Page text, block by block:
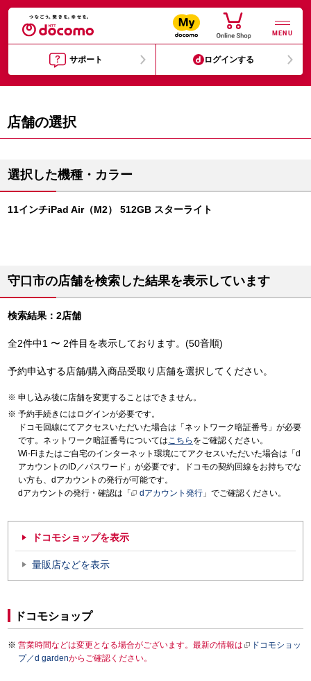
MENU
サポート ログインする
店舗の選択
選択した機種・カラー
11インチiPad Air（M2） 512GB スターライト
守口市の店舗を検索した結果を表示しています
検索結果：2店舗
全2件中1 〜 2件目を表示しております。(50音順)
予約申込する店舗/購入商品受取り店舗を選択してください。
申し込み後に店舗を変更することはできません。
予約手続きにはログインが必要です。
ドコモ回線にてアクセスいただいた場合は「ネットワーク暗証番号」が必要
です。ネットワーク暗証番号についてはこちら をご確認ください。
Wi-Fiまたはご自宅のインターネット環境にてアクセスいただいた場合は「d
アカウントのID／パスワード」が必要です。ドコモの契約回線をお持ちでな
い方も、dアカウントの発行が可能です。
dアカウントの発行・確認は「
dアカウント発行 」でご確認ください。
ドコモショップを表示
量販店などを表示
ドコモショップ
営業時間などは変更となる場合がございます。最新の情報は
ドコモショッ
プ／d gardenからご確認ください。